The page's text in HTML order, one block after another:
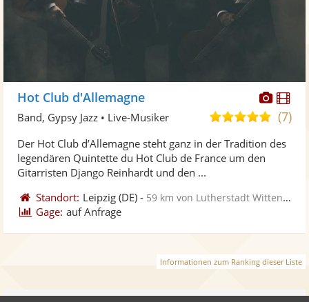
Fotos
Hot Club d'Allemagne
5,0
5
(7)
Band, Gypsy Jazz • Live-Musiker
Der Hot Club d’Allemagne steht ganz in der Tradition des
legendären Quintette du Hot Club de France um den
Gitarristen Django Reinhardt und den ...
Standort: Leipzig (DE) - 59 km von Lutherstadt Wittenberg
Gage: auf Anfrage
Informationen zum Ranking dieser Liste